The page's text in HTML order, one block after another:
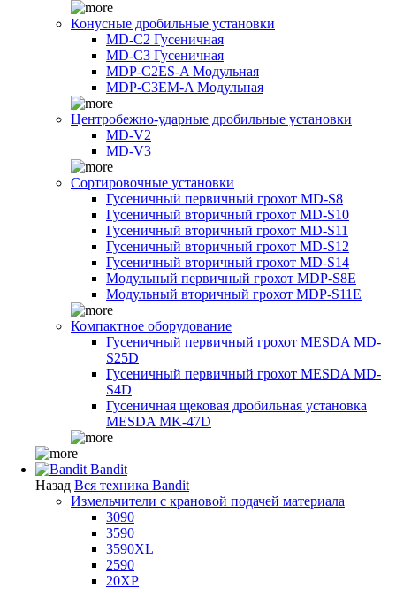
Конусные дробильные установки
MD-C2 Гусеничная
MD-C3 Гусеничная
MDP-C2ES-A Модульная
MDP-C3EM-A Модульная
Центробежно-ударные дробильные установки
MD-V2
MD-V3
Сортировочные установки
Гусеничный первичный грохот MD-S8
Гусеничный вторичный грохот MD-S10
Гусеничный вторичный грохот MD-S11
Гусеничный вторичный грохот MD-S12
Гусеничный вторичный грохот MD-S14
Модульный первичный грохот MDP-S8E
Модульный вторичный грохот MDP-S11E
Компактное оборудование
Гусеничный первичный грохот MESDA MD-
S25D
Гусеничный первичный грохот MESDA MD-
S4D
Гусеничная щековая дробильная установка
MESDA MK-47D
Bandit
Назад Вся техника Bandit
Измельчители с крановой подачей материала
3090
3590
3590XL
2590
20XP